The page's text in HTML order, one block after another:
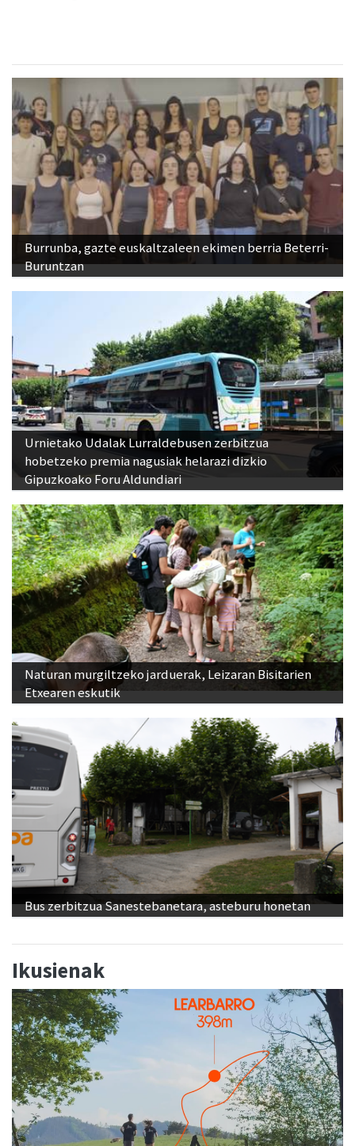
Burrunba, gazte euskaltzaleen ekimen berria Beterri-
Buruntzan
Urnietako Udalak Lurraldebusen zerbitzua
hobetzeko premia nagusiak helarazi dizkio
Gipuzkoako Foru Aldundiari
Naturan murgiltzeko jarduerak, Leizaran Bisitarien
Etxearen eskutik
Bus zerbitzua Sanestebanetara, asteburu honetan
Ikusienak